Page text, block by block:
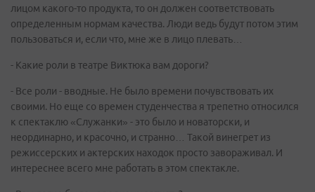
лицом какого-то продукта, то он должен соответствовать
определенным нормам качества. Люди ведь будут потом этим
пользоваться и, если что, мне же в лицо плевать…
- Какие роли в театре Виктюка вам дороги?
- Все роли - вводные. Не было времени почувствовать их
своими. Но еще со времен студенчества я трепетно относился
к спектаклю «Служанки» - это было и новаторски, и
неординарно, и красочно, и странно… Такой винегрет из
режиссерских и актерских находок просто завораживал. И
интереснее всего мне работать в этом спектакле.